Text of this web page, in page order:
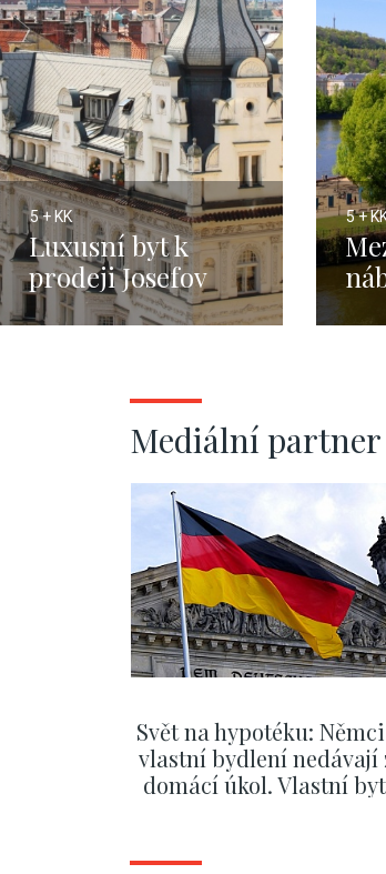
5 + KK
Luxusní byt k
prodeji Josefov
Praha 1
5 +
Mediální
Svět na hypotéku:
vlastní bydlení nedávají
domácí úkol. Vlastní